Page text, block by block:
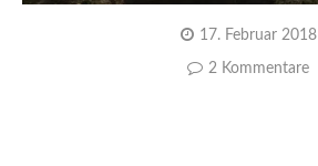
17. Februar 2018
2 Kommentare